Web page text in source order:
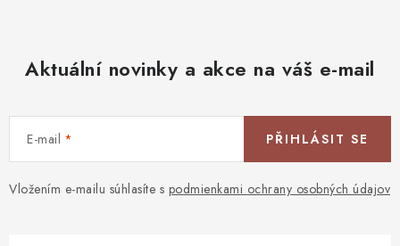
Aktuální novinky a akce na váš e-mail
E-mail
Vložením e-mailu súhlasíte s podmienkami ochrany osobných údajov
PŘIHLÁSIT SE